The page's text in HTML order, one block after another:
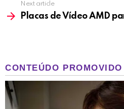
Next article
Placas de Vídeo AMD